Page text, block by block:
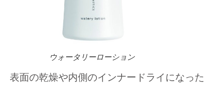
ウォータリーローション
表面の乾燥や内側のインナードライになった